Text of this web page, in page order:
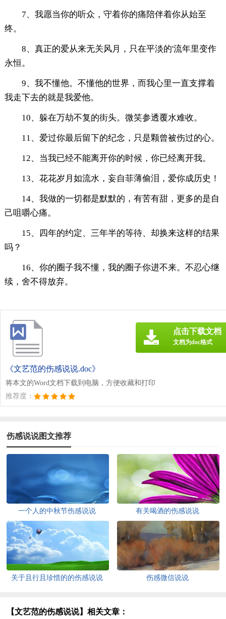
7、我愿当你的听众，守着你的痛陪伴着你从始至
终。
8、真正的爱从来无关风月，只在平淡的'流年里变作
永恒。
9、我不懂他。不懂他的世界，而我心里一直支撑着
我走下去的就是我爱他。
10、躲在万劫不复的街头。微笑参透覆水难收。
11、爱过你最后留下的纪念，只是颗曾被伤过的心。
12、当我已经不能离开你的时候，你已经离开我。
13、花花岁月如流水，妄自菲薄偷泪，爱你成历史！
14、我做的一切都是默默的，有苦有甜，更多的是自
己咀嚼心痛。
15、四年的约定、三年半的等待、却换来这样的结果
吗？
16、你的圈子我不懂，我的圈子你进不来。不忍心继
续，舍不得放弃。
《文艺范的伤感说说.doc》
将本文的Word文档下载到电脑，方便收藏和打印
推荐度：
点击下载文档
文档为doc格式
伤感说说图文推荐
一个人的中秋节伤感说说 有关喝酒的伤感说说
关于且行且珍惜的的伤感说说 伤感微信说说
【文艺范的伤感说说】相关文章：